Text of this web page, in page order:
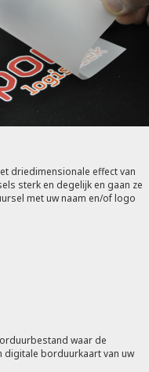
driedimensionale effect van
sterk en degelijk en gaan ze
met uw naam en/of logo
waar de
digitale borduurkaart van uw